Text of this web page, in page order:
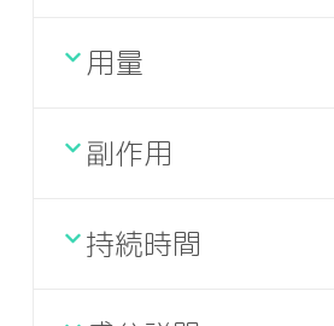
用量
副作用
持続時間